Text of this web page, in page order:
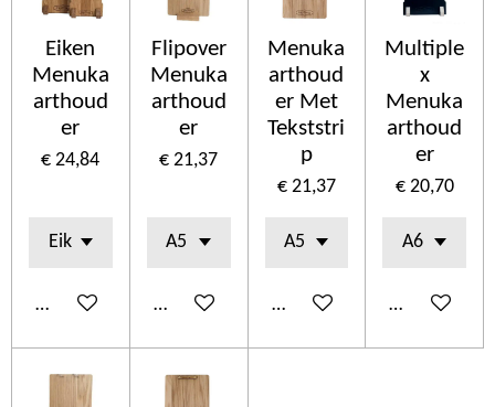
Eiken
Menuka
arthoud
er
€ 24,84
In winkelwagen
Flipover
Menuka
arthoud
er
€ 21,37
In winkelwagen
Menuka
arthoud
er Met
Tekststri
p
€ 21,37
In winkelwagen
Multiple
x
Menuka
arthoud
er
€ 20,70
In